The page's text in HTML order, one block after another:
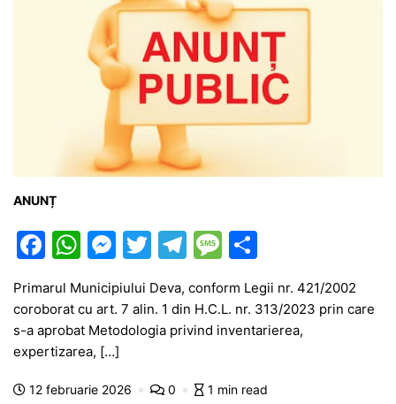
ANUNȚ
F
c
e
b
o
W
at
s
A
p
M
e
s
s
e
n
T
itt
er
T
e
gr
m
M
s
s
g
ar
ta
je
z
Primarul Municipiului Deva, conform Legii nr. 421/2002
coroborat cu art. 7 alin. 1 din H.C.L. nr. 313/2023 prin care
s-a aprobat Metodologia privind inventarierea,
expertizarea, […]
12 februarie 2026 0 1 min read